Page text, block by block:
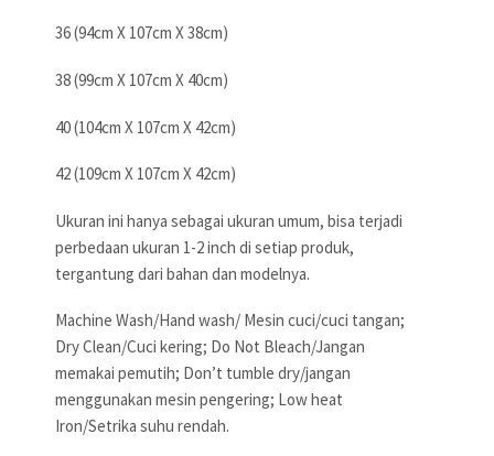
36 (94cm X 107cm X 38cm)
38 (99cm X 107cm X 40cm)
40 (104cm X 107cm X 42cm)
42 (109cm X 107cm X 42cm)
Ukuran ini hanya sebagai ukuran umum, bisa terjadi
perbedaan ukuran 1-2 inch di setiap produk,
tergantung dari bahan dan modelnya.
Machine Wash/Hand wash/ Mesin cuci/cuci tangan;
Dry Clean/Cuci kering; Do Not Bleach/Jangan
memakai pemutih; Don’t tumble dry/jangan
menggunakan mesin pengering; Low heat
Iron/Setrika suhu rendah.